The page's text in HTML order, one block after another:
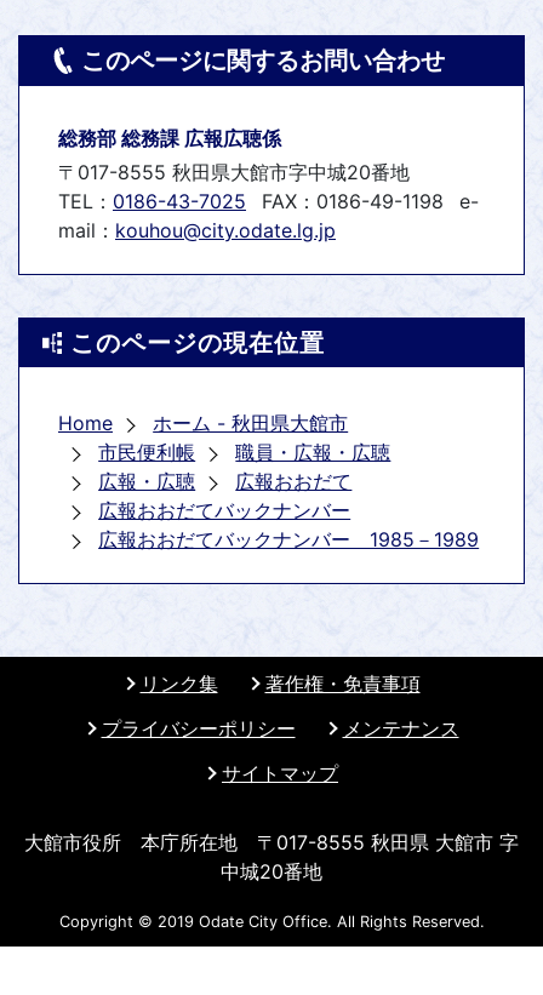
このページに関するお問い合わせ
総務部 総務課 広報広聴係
〒017-8555 秋田県大館市字中城20番地
TEL： 0186-43-7025 FAX：0186-49-1198
e-
mail： kouhou@city.odate.lg.jp
このページの現在位置
Home
ホーム - 秋田県大館市
市民便利帳
職員・広報・広聴
広報・広聴
広報おおだて
広報おおだてバックナンバー
広報おおだてバックナンバー 1985－1989
リンク集
著作権・免責事項
プライバシーポリシー
メンテナンス
サイトマップ
大館市役所 本庁所在地 〒017-8555 秋田県 大館市 字
中城20番地
Copyright © 2019 Odate City Office. All Rights Reserved.